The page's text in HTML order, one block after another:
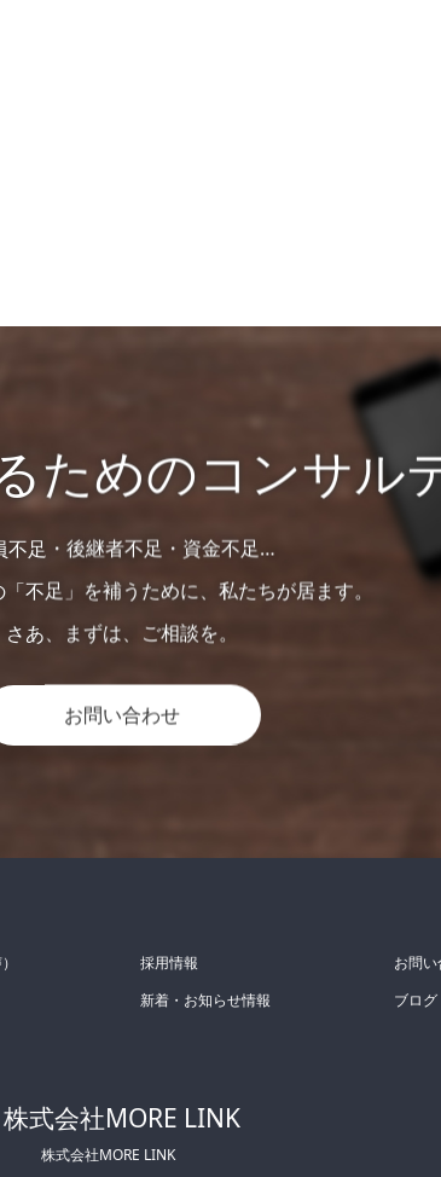
ためのコンサル
不足・後継者不足・資金不足…
不足」を補うために、私たちが居ます。
さあ、まずは、ご相談を。
お問い合わせ
採用情報
新着・お知らせ情報
お問
ブログ
株式会社MORE LINK
株式会社MORE LINK